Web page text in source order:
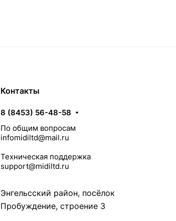
Контакты
8 (8453) 56-48-58
По общим вопросам
infomidiltd@mail.ru
Техническая поддержка
support@midiltd.ru
Энгельсский район, посёлок
Пробуждение, строение 3